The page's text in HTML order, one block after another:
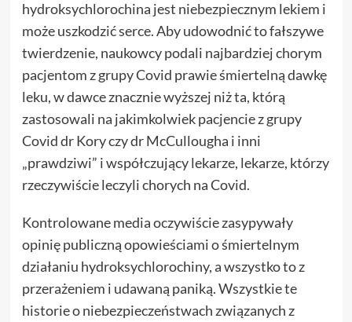
hydroksychlorochina jest niebezpiecznym lekiem i
może uszkodzić serce. Aby udowodnić to fałszywe
twierdzenie, naukowcy podali najbardziej chorym
pacjentom z grupy Covid prawie śmiertelną dawkę
leku, w dawce znacznie wyższej niż ta, którą
zastosowali na jakimkolwiek pacjencie z grupy
Covid dr Kory czy dr McCullougha i inni
„prawdziwi” i współczujący lekarze, lekarze, którzy
rzeczywiście leczyli chorych na Covid.
Kontrolowane media oczywiście zasypywały
opinię publiczną opowieściami o śmiertelnym
działaniu hydroksychlorochiny, a wszystko to z
przerażeniem i udawaną paniką. Wszystkie te
historie o niebezpieczeństwach związanych z